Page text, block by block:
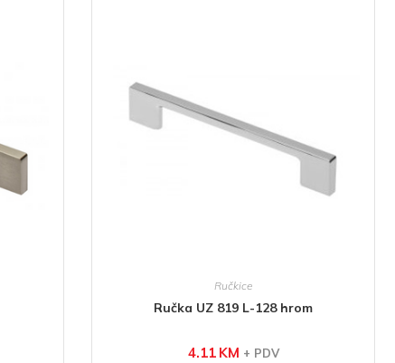
Ručkice
Ručka UZ 819 L-128 hrom
4.11 KM + PDV